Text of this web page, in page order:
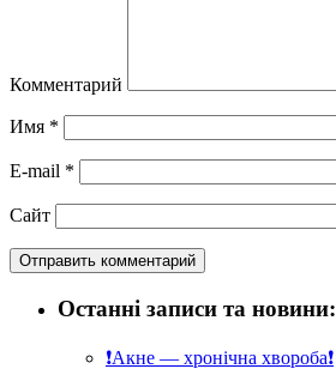
Комментарий
Имя *
E-mail *
Сайт
Останні записи та новини:
❗️Акне — хронічна хвороба❗️